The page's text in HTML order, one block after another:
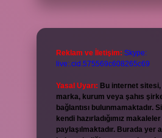
Reklam ve İletişim: Skype:
live:.cid.575569c608265c69
Yasal Uyarı: Bu internet
marka, kurum veya şahıs
bağlantısı bulunmamaktadır.
kendi hazırladığımız makaleler
paylaşılmaktadır. Burada yer